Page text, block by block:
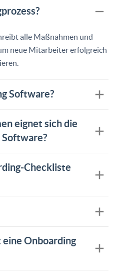
alle Maßnahmen und
neue Mitarbeiter erfolgreich
Software?
eignet sich die
Checkliste
Onboarding